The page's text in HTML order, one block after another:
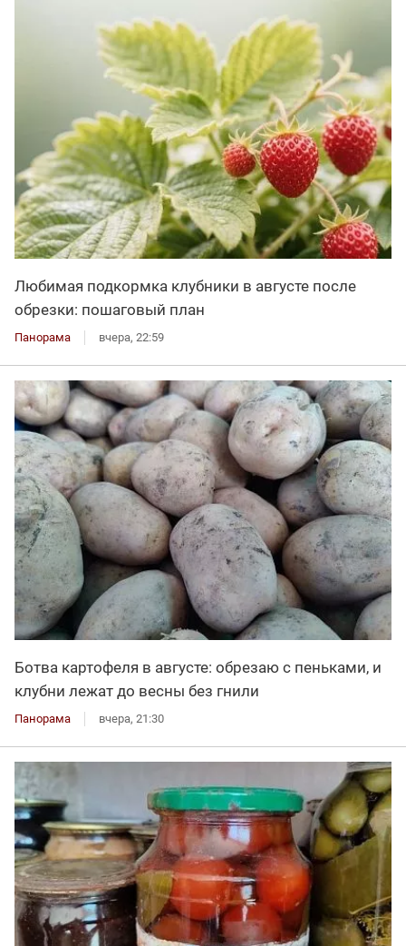
Любимая подкормка клубники в августе после
обрезки: пошаговый план
Панорама вчера, 22:59
Ботва картофеля в августе: обрезаю с пеньками, и
клубни лежат до весны без гнили
Панорама вчера, 21:30